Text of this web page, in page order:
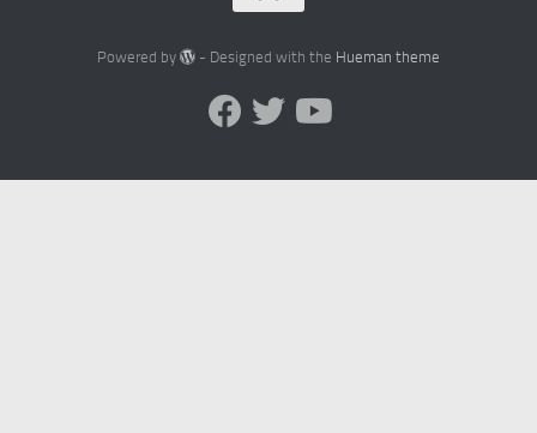
Powered by - Designed with the Hueman theme